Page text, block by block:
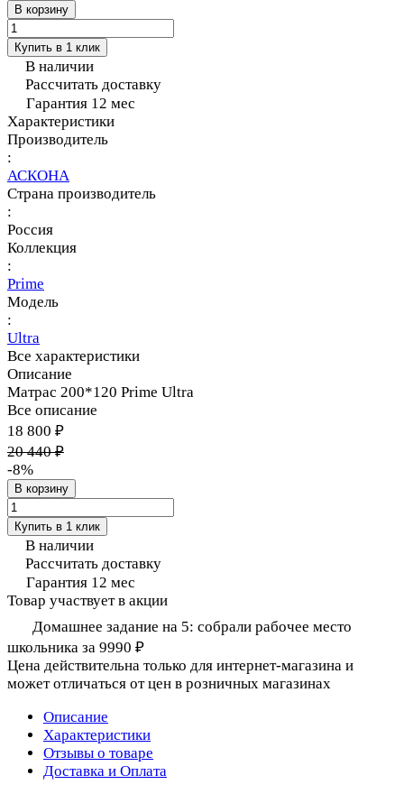
В корзину
Купить в 1 клик
В наличии
Рассчитать доставку
Гарантия 12 мес
Характеристики
Производитель
:
АСКОНА
Страна производитель
:
Россия
Коллекция
:
Prime
Модель
:
Ultra
Все характеристики
Описание
Матрас 200*120 Prime Ultra
Все описание
18 800 ₽
20 440 ₽
-8%
В корзину
Купить в 1 клик
В наличии
Рассчитать доставку
Гарантия 12 мес
Товар участвует в акции
Домашнее задание на 5: собрали рабочее место
школьника за 9990 ₽
Цена действительна только для интернет-магазина и
может отличаться от цен в розничных магазинах
Описание
Характеристики
Отзывы о товаре
Доставка и Оплата